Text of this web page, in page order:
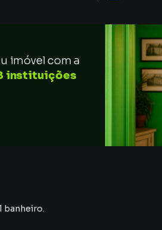
imóvel com a
instituições
banheiro.